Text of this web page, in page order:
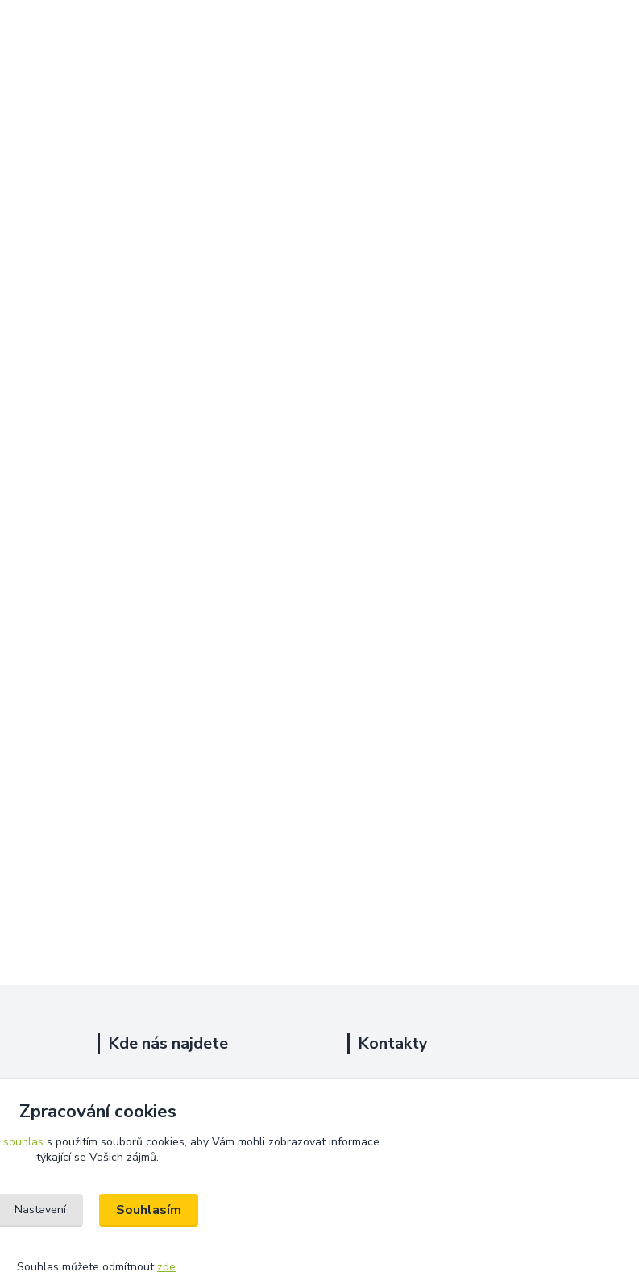
Kde nás najdete
Říčany, 251 01
Na této adrese není prodejna.
Kontakty
+420 725 889 873
info@duplarna.cz
Zpracování cookies
souhlas s použitím souborů cookies, aby Vám mohli zobrazovat informace
týkající se Vašich zájmů.
Nastavení Souhlasím
Souhlas můžete odmítnout zde.